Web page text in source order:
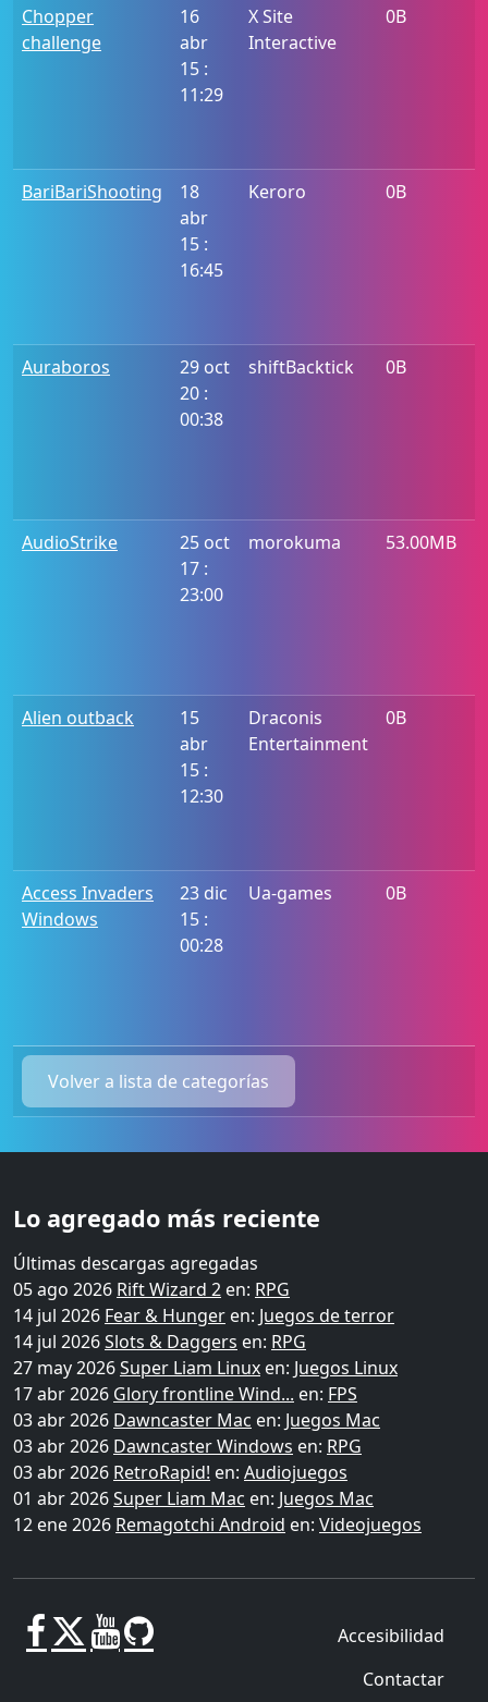
Chopper
challenge
16
abr
15 :
11:29
X Site
Interactive
0B
BariBariShooting
18
abr
15 :
16:45
Keroro 0B
Auraboros
29 oct
20 :
00:38
shiftBacktick 0B
AudioStrike
25 oct
17 :
23:00
morokuma 53.00MB
Alien outback
15
abr
15 :
12:30
Draconis
Entertainment
0B
Access Invaders
Windows
23 dic
15 :
00:28
Ua-games 0B
Volver a lista de categorías
Lo agregado más reciente
Últimas descargas agregadas
05 ago 2026 Rift Wizard 2 en: RPG
14 jul 2026 Fear & Hunger en: Juegos de terror
14 jul 2026Slots & Daggers en: RPG
27 may 2026Super Liam Linux en: Juegos Linux
17 abr 2026 Glory frontline Wind... en: FPS
03 abr 2026 Dawncaster Mac en: Juegos Mac
03 abr 2026 Dawncaster Windows en: RPG
03 abr 2026 RetroRapid! en: Audiojuegos
01 abr 2026Super Liam Mac en: Juegos Mac
12 ene 2026 Remagotchi Android en: Videojuegos
Accesibilidad
Contactar